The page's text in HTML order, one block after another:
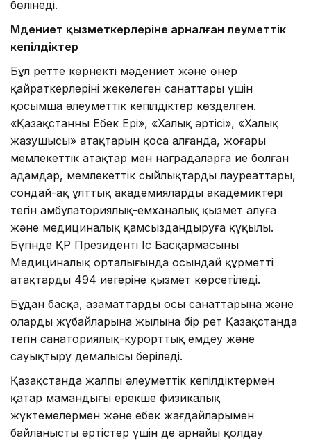
бөлінеді.
Мәдениет қызметкерлеріне арналған әлеуметтік
кепілдіктер
Бұл ретте көрнекті мәдениет және өнер
қайраткерлерінің жекелеген санаттары үшін
қосымша әлеуметтік кепілдіктер көзделген.
«Қазақстанның Еңбек Ері», «Халық әртісі», «Халық
жазушысы» атақтарын қоса алғанда, жоғары
мемлекеттік атақтар мен наградаларға ие болған
адамдар, мемлекеттік сыйлықтардың лауреаттары,
сондай-ақ ұлттық академиялардың академиктері
тегін амбулаториялық-емханалық қызмет алуға
және медициналық қамсыздандыруға құқылы.
Бүгінде ҚР Президенті Іс Басқармасының
Медициналық орталығында осындай құрметті
атақтардың 494 иегеріне қызмет көрсетіледі.
Бұдан басқа, азаматтардың осы санаттарына және
олардың жұбайларына жылына бір рет Қазақстанда
тегін санаториялық-курорттық емдеу және
сауықтыру демалысы беріледі.
Қазақстанда жалпы әлеуметтік кепілдіктермен
қатар мамандығы ерекше физикалық
жүктемелермен және еңбек жағдайларымен
байланысты әртістер үшін де арнайы қолдау